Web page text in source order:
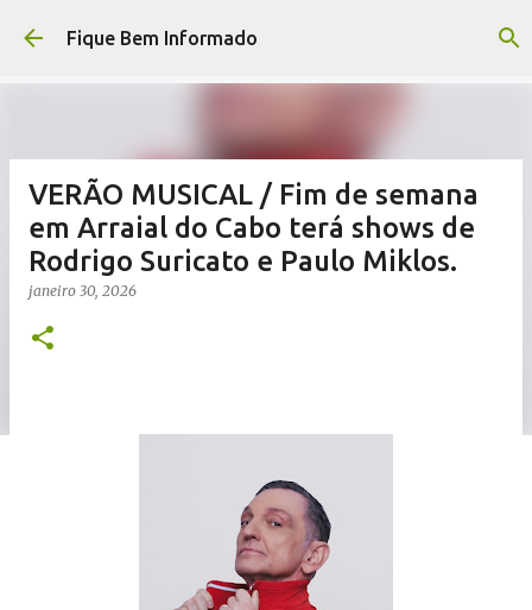
Pular para o conteúdo principal
Fique Bem Informado
VERÃO MUSICAL / Fim de semana
em Arraial do Cabo terá shows de
Rodrigo Suricato e Paulo Miklos.
janeiro 30, 2026